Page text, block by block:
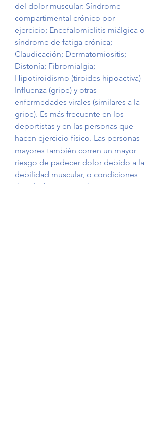
del dolor muscular: Síndrome
compartimental crónico por
ejercicio; Encefalomielitis miálgica o
síndrome de fatiga crónica;
Claudicación; Dermatomiositis;
Distonía; Fibromialgia;
Hipotiroidismo (tiroides hipoactiva)
Influenza (gripe) y otras
enfermedades virales (similares a la
gripe). Es más frecuente en los
deportistas y en las personas que
hacen ejercicio físico. Las personas
mayores también corren un mayor
riesgo de padecer dolor debido a la
debilidad muscular, o condiciones
de salud o si son sedentarios. Si